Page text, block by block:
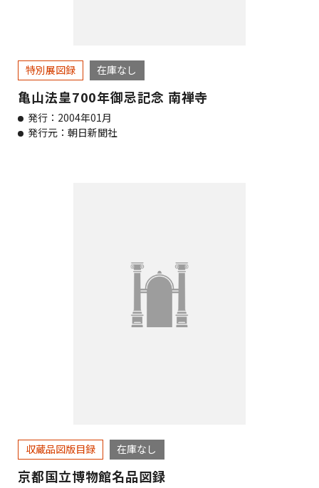
特別展図録 在庫なし
亀山法皇700年御忌記念 南禅寺
発行：2004年01月
発行元：朝日新聞社
収蔵品図版目録 在庫なし
京都国立博物館名品図録